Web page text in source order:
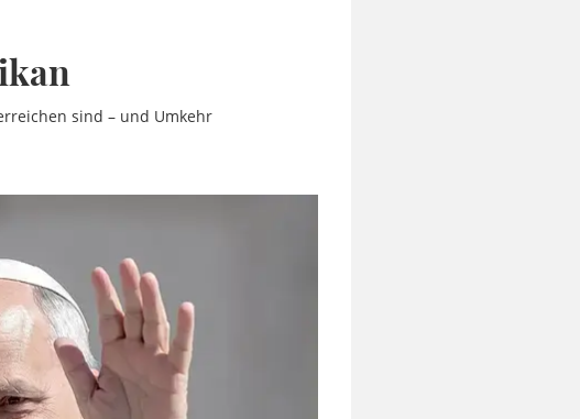
sind – und Umkehr